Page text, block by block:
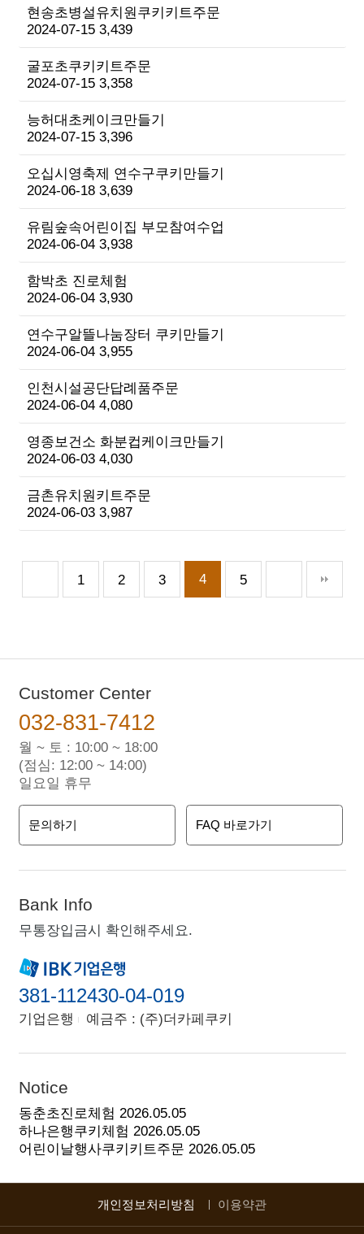
현송초병설유치원쿠키키트주문
2024-07-15 3,439
굴포초쿠키키트주문
2024-07-15 3,358
능허대초케이크만들기
2024-07-15 3,396
오십시영축제 연수구쿠키만들기
2024-06-18 3,639
유림숲속어린이집 부모참여수업
2024-06-04 3,938
함박초 진로체험
2024-06-04 3,930
연수구알뜰나눔장터 쿠키만들기
2024-06-04 3,955
인천시설공단답례품주문
2024-06-04 4,080
영종보건소 화분컵케이크만들기
2024-06-03 4,030
금촌유치원키트주문
2024-06-03 3,987
1 2 3 4 5
Customer Center
032-831-7412
월 ~ 토 : 10:00 ~ 18:00
(점심: 12:00 ~ 14:00)
일요일 휴무
문의하기 FAQ 바로가기
Bank Info
무통장입금시 확인해주세요.
381-112430-04-019
기업은행 예금주 : (주)더카페쿠키
Notice
동춘초진로체험 2026.05.05
하나은행쿠키체험 2026.05.05
어린이날행사쿠키키트주문 2026.05.05
개인정보처리방침 이용약관